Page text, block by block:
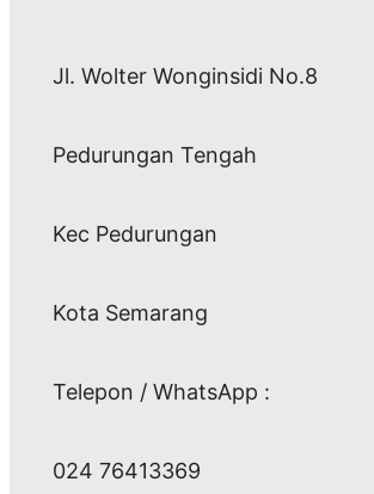
Jl. Wolter Wonginsidi No.8
Pedurungan Tengah
Kec Pedurungan
Kota Semarang
Telepon / WhatsApp :
024 76413369